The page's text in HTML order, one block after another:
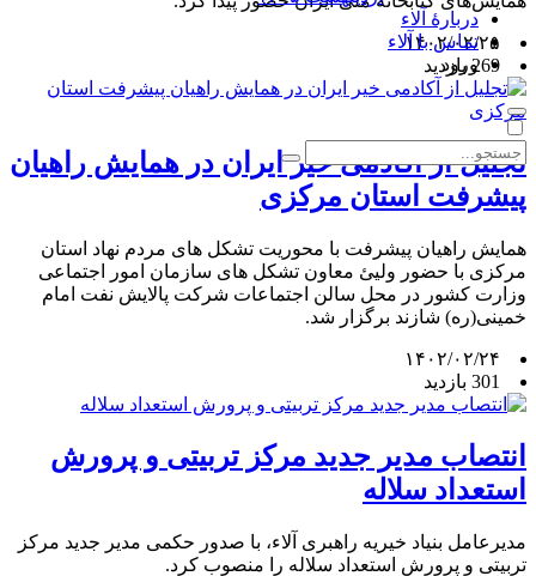
دربارۀ آلاء
تماس با آلاء
ورود
۱۴۰۲/۰۲/۲۵
269 بازدید
تجلیل از آکادمی خیر ایران در همایش راهیان
پیشرفت استان مرکزی
همایش راهیان پیشرفت با محوریت تشکل های مردم نهاد استان
مرکزی با حضور ولیئ معاون تشکل های سازمان امور اجتماعی
وزارت کشور در محل سالن اجتماعات شرکت پالایش نفت امام
خمینی(ره) شازند برگزار شد.
۱۴۰۲/۰۲/۲۴
301 بازدید
انتصاب مدیر جدید مرکز تربیتی و پرورش
استعداد سلاله
مدیرعامل بنیاد خیریه راهبری آلاء، با صدور حکمی مدیر جدید مرکز
تربیتی و پرورش استعداد سلاله را منصوب کرد.